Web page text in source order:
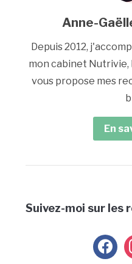
Anne-
Depuis 2012,
mon cabinet Nutrivie,
vous propose mes
En
Suivez-moi sur les